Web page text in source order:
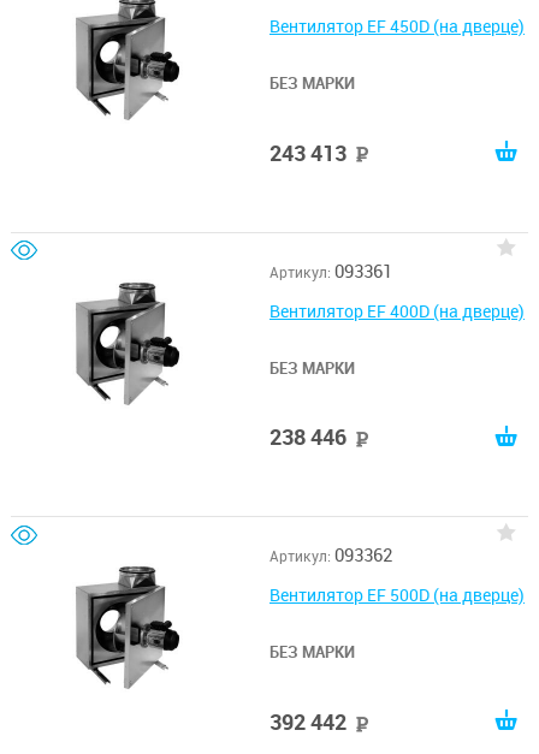
Вентилятор EF 450D (на дверце)
БЕЗ МАРКИ
243 413
Артикул: 093361
Вентилятор EF 400D (на дверце)
БЕЗ МАРКИ
238 446
Артикул: 093362
Вентилятор EF 500D (на дверце)
БЕЗ МАРКИ
392 442